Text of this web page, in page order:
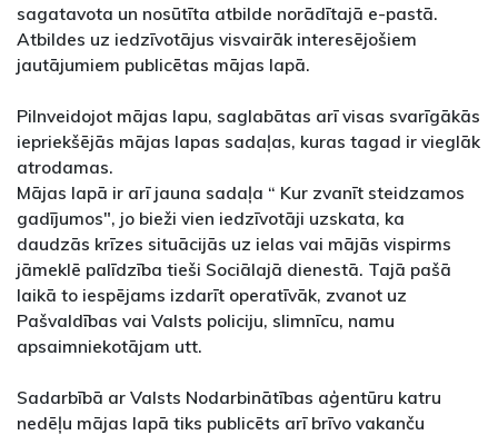
sagatavota un nosūtīta atbilde norādītajā e-pastā.
Atbildes uz iedzīvotājus visvairāk interesējošiem
jautājumiem publicētas mājas lapā.
Pilnveidojot mājas lapu, saglabātas arī visas svarīgākās
iepriekšējās mājas lapas sadaļas, kuras tagad ir vieglāk
atrodamas.
Mājas lapā ir arī jauna sadaļa “ Kur zvanīt steidzamos
gadījumos", jo bieži vien iedzīvotāji uzskata, ka
daudzās krīzes situācijās uz ielas vai mājās vispirms
jāmeklē palīdzība tieši Sociālajā dienestā. Tajā pašā
laikā to iespējams izdarīt operatīvāk, zvanot uz
Pašvaldības vai Valsts policiju, slimnīcu, namu
apsaimniekotājam utt.
Sadarbībā ar Valsts Nodarbinātības aģentūru katru
nedēļu mājas lapā tiks publicēts arī brīvo vakanču